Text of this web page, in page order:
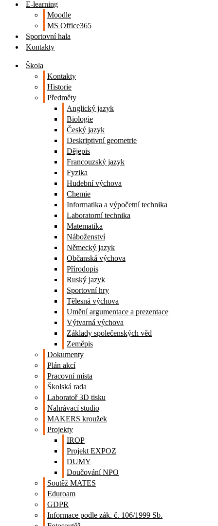
E-learning
Moodle
MS Office365
Sportovní hala
Kontakty
Škola
Kontakty
Historie
Předměty
Anglický jazyk
Biologie
Český jazyk
Deskriptivní geometrie
Dějepis
Francouzský jazyk
Fyzika
Hudební výchova
Chemie
Informatika a výpočetní technika
Laboratorní technika
Matematika
Náboženství
Německý jazyk
Občanská výchova
Přírodopis
Ruský jazyk
Sportovní hry
Tělesná výchova
Umění argumentace a prezentace
Výtvarná výchova
Základy společenských věd
Zeměpis
Dokumenty
Plán akcí
Pracovní místa
Školská rada
Laboratoř 3D tisku
Nahrávací studio
MAKERS kroužek
Projekty
IROP
Projekt EXPOZ
DUMY
Doučování NPO
Soutěž MATES
Eduroam
GDPR
Informace podle zák. č. 106/1999 Sb.